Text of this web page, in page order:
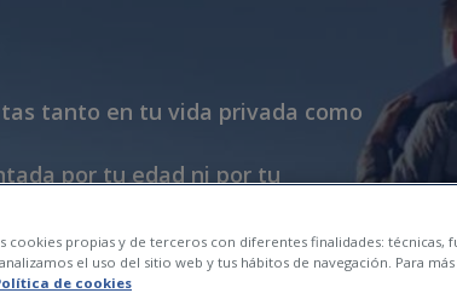
tanto en tu vida privada como
por tu edad ni por tu
cookies propias y de terceros con diferentes finalidades: técnicas,
el uso del sitio web y tus hábitos de navegación. Para
de cookies